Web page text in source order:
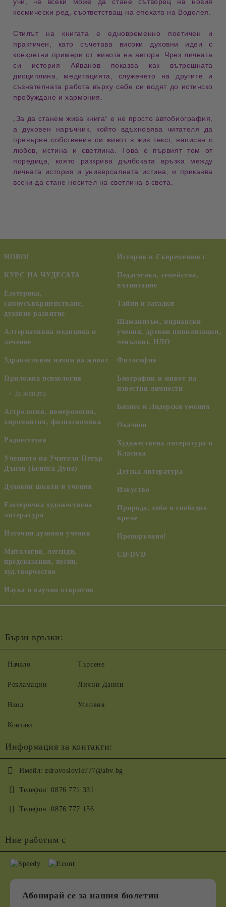
космически ред
, съответстващ на епохата на Водолея
Стилът на книгата е едновременно поетичен и
практичен
, като съчетава високи духовни идеи с
конкретни примери от живота на автора. Чрез личната
си история Айванов показва как вътрешната
дисциплина
медитацията служенето на другите и
съзнателната работа върху себе си водят до истинско
пробуждане и хармония.
„За да станем жива книга“ е не просто автобиография,
а духовен наръчник , който вдъхновява читателя да
превърне собствения си живот в жив текст, написан с
любов, истина и светлина. Това е първият том от
поредица, която разкрива дълбоката връзка между
личната история и универсалната истина
, и приканва
всеки да стане носител на светлина в света.
НОВО!
КУРС НА ЧУДЕСАТА
Езотерика,
самоусъвършенстване,
духовно развитие
Алтернативна медицина и
лечение
Здравословен начин на живот
Приложна психология
За жената
Астрология, номерология,
хиромантия, физиогномика
Радиестезия
Учението на Учителя Петър
Дънов (Беинса Дуно)
Духовни школи и учения
Езотерична художествена
литература
Източни духовни учения
Митология, легенди,
предсказания, песни,
худ.творчество
Наука и научни открития
История и Съвременност
Педагогика, семейство,
възпитание
Тайни и загадки
Шаманизъм, индиански
учения, древни цивилизации,
ченълинг, НЛО
Философия
Биографии и живот на
известни личности
Бизнес и Лидерски умения
Оказион
Художествена литература и
Класика
Детска литература
Изкуство
Природа, хоби и свободно
време
Препоръчано!
CD/DVD
Бързи връзки:
Начало
Рекламации
Вход
Контакт
Търсене
Лични Данни
Условия
Информация за контакти:
Имейл: zdravoslovie777@abv.bg
Телефон: 0876 771 331
Телефон: 0876 777 156
Ние работим с
Абонирай се за нашия бюлетин